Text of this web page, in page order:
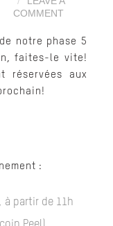
COMMENT
notre phase 5
faites-le vite!
réservées aux
:
à partir de 11h